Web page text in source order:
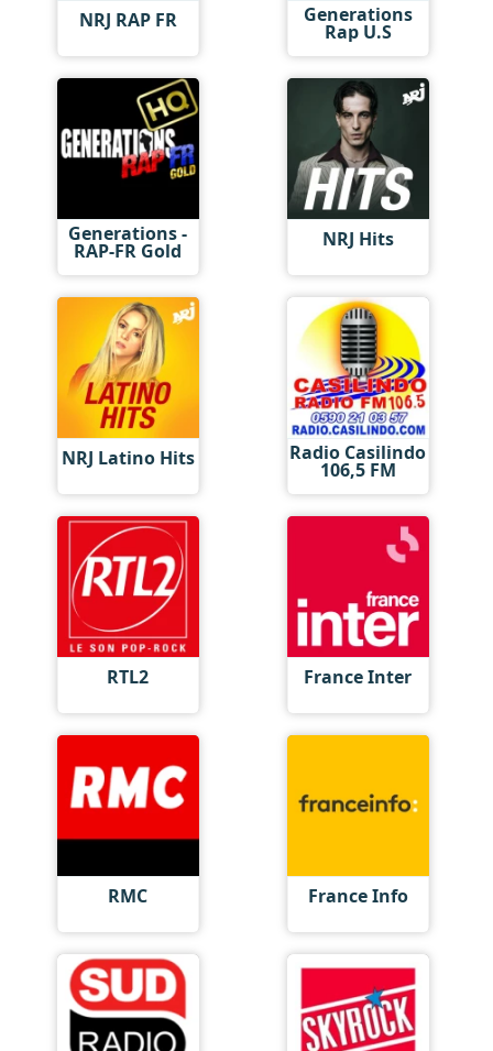
NRJ RAP FR Generations
Rap U.S
Generations -
RAP-FR Gold NRJ Hits
NRJ Latino Hits Radio Casilindo
106,5 FM
RTL2 France Inter
RMC France Info